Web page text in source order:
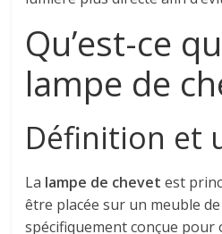
Qu’est-ce
lampe de
Définition et
La lampe de chevet est
être placée sur un meuble
spécifiquement conçue